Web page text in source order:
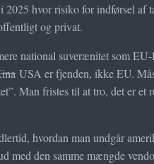
hvor risiko for indførsel af
og privat.
national suverænitet som EU-
USA er fjenden, ikke EU.
Man fristes til at tro, det er et
hvordan man undgår
med den samme mængde